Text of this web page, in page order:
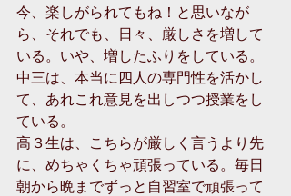
今、楽しがられてもね！と思いなが
ら、それでも、日々、厳しさを増して
いる。いや、増したふりをしている。
中三は、本当に四人の専門性を活かし
て、あれこれ意見を出しつつ授業をし
ている。
高３生は、こちらが厳しく言うより先
に、めちゃくちゃ頑張っている。毎日
朝から晩までずっと自習室で頑張って